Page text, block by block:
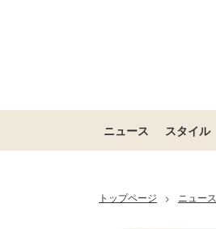
ニュース スタイル
トップページ > ニュース